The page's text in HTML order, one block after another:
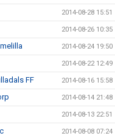
2014-08-28 15:51
2014-08-26 10:35
2014-08-24 19:50
2014-08-22 12:49
FF 2014-08-16 15:58
2014-08-14 21:48
2014-08-13 22:51
2014-08-08 07:24